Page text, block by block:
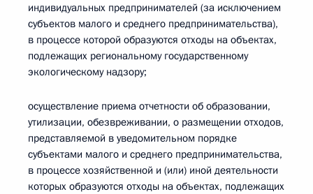
индивидуальных предпринимателей (за исключением
субъектов малого и среднего предпринимательства),
в процессе которой образуются отходы на объектах,
подлежащих региональному государственному
экологическому надзору;
осуществление приема отчетности об образовании,
утилизации, обезвреживании, о размещении отходов,
представляемой в уведомительном порядке
субъектами малого и среднего предпринимательства,
в процессе хозяйственной и (или) иной деятельности
которых образуются отходы на объектах, подлежащих